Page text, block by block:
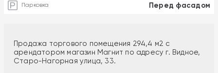
Парковка Перед фасадом
Продажа торгового помещения 294,4 м2 с
арендатором магазин Магнит по адресу г. Видное,
Старо-Нагорная улица, 33.